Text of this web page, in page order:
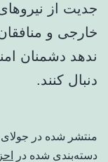
جدیت از
خارجی و
ندهد دشمنان
دنبال کنند.
منتشر شده در جولای 31, 2026
دسته‌بندی شده در